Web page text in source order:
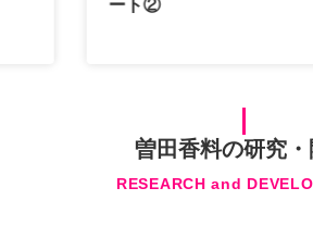
ート②
曽田香料の研究
RESEARCH and